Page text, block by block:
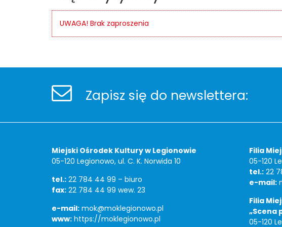
UWAGA! Brak zaproszenia
Newsletter
Zapisz się do newslettera:
Adres
Miejski Ośrodek Kultury w Legionowie
05-120 Legionowo, ul. C. K. Norwida 10
tel.: 22 784 44 99 – biuro
fax: 22 784 44 99 wew. 23
e-mail: mok@moklegionowo.pl
www: https://moklegionowo.pl
Filia
05-120
tel.: 22
e-mail:
Filia
„Scena
05-120